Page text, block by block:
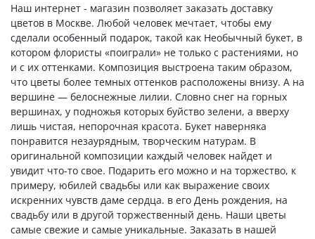
Наш интернет - магазин позволяет заказать доставку
цветов в Москве. Любой человек мечтает, чтобы ему
сделали особенный подарок, такой как Необычный букет, в
котором флористы «поиграли» не только с растениями, но
и с их оттенками. Композиция выстроена таким образом,
что цветы более темных оттенков расположены внизу. А на
вершине — белоснежные лилии. Словно снег на горных
вершинах, у подножья которых буйство зелени, а вверху
лишь чистая, непорочная красота. Букет наверняка
понравится незаурядным, творческим натурам. В
оригинальной композиции каждый человек найдет и
увидит что-то свое. Подарить его можно и на торжество, к
примеру, юбилей свадьбы или как выражение своих
искренних чувств даме сердца. в его День рождения, на
свадьбу или в другой торжественный день. Наши цветы
самые свежие и самые уникальные. Заказать в нашей